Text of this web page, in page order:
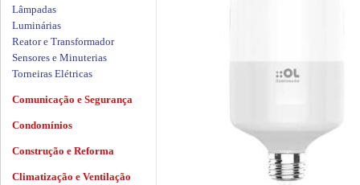
Lâmpadas
Luminárias
Reator e Transformador
Sensores e Minuterias
Torneiras Elétricas
Comunicação e Segurança
Condomínios
Construção e Reforma
Climatização e Ventilação